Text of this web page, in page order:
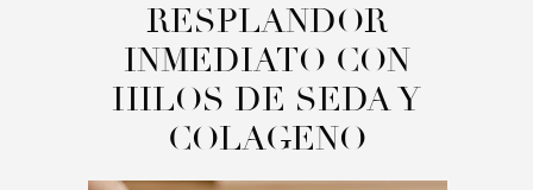
RESPLANDOR
INMEDIATO CON
HILOS DE SEDA Y
COLAGENO